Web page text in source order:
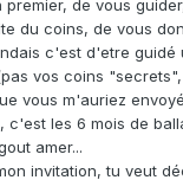
de vous
du coins, de vous
c'est d'etre guidé
vos coins
vous m'auriez
c'est les 6 mois de
amer...
invitation, tu veut